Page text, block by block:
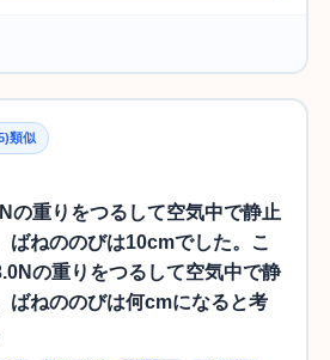
類似
の重りをつるして空気中で静止
ばねののびは10cmでした。こ
の重りをつるして空気中で静
ばねののびは何cmになると考